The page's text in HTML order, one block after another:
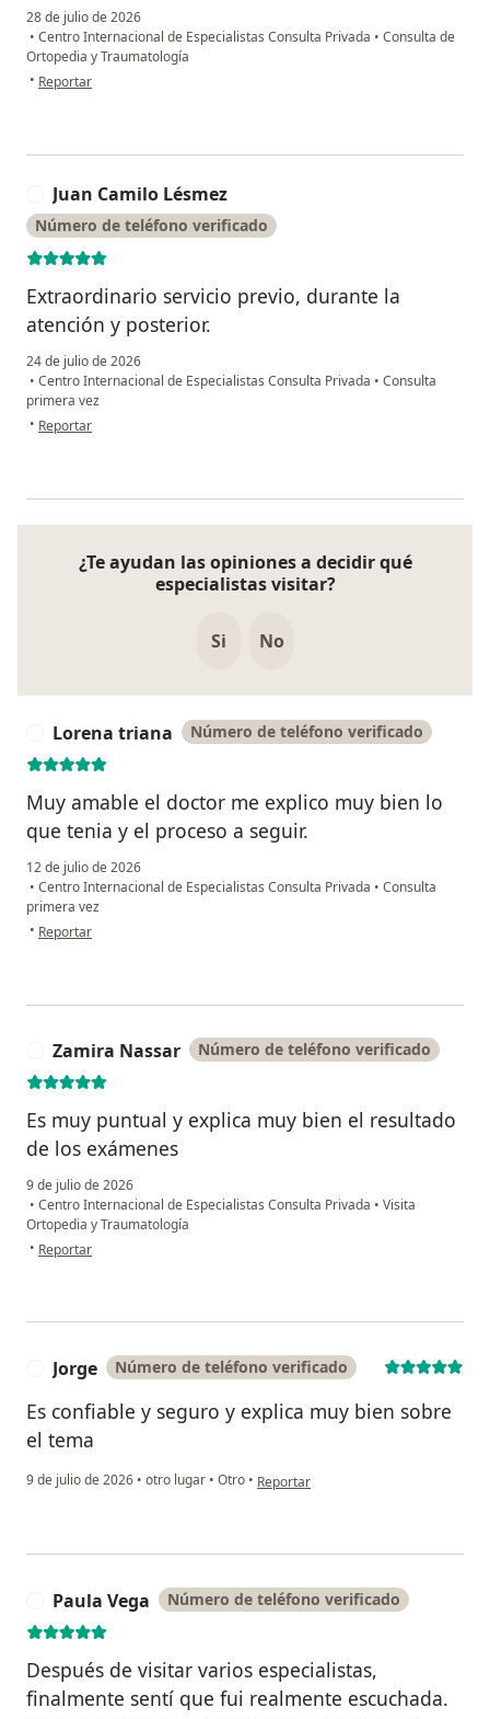
28 de julio de 2026
• Centro Internacional de Especialistas Consulta Privada • Consulta de
Ortopedia y Traumatología
• en opinión del usuario Mafe Cantillo
Reportar
Juan Camilo Lésmez
Número de teléfono verificado
Extraordinario servicio previo, durante la
atención y posterior.
24 de julio de 2026
• Centro Internacional de Especialistas Consulta Privada • Consulta
primera vez
• en opinión del usuario Juan Camilo Lésmez
Reportar
¿Te ayudan las opiniones a decidir qué
especialistas visitar?
Si No
Lorena triana Número de teléfono verificado
Muy amable el doctor me explico muy bien lo
que tenia y el proceso a seguir.
12 de julio de 2026
• Centro Internacional de Especialistas Consulta Privada • Consulta
primera vez
• en opinión del usuario Lorena triana
Reportar
Zamira Nassar Número de teléfono verificado
Es muy puntual y explica muy bien el resultado
de los exámenes
9 de julio de 2026
• Centro Internacional de Especialistas Consulta Privada • Visita
Ortopedia y Traumatología
• en opinión del usuario Zamira Nassar
Reportar
Jorge Número de teléfono verificado
Es confiable y seguro y explica muy bien sobre
el tema
9 de julio de 2026 • otro lugar • Otro • en opinión del usuario Jorge
Reportar
Paula Vega Número de teléfono verificado
Después de visitar varios especialistas,
finalmente sentí que fui realmente escuchada.